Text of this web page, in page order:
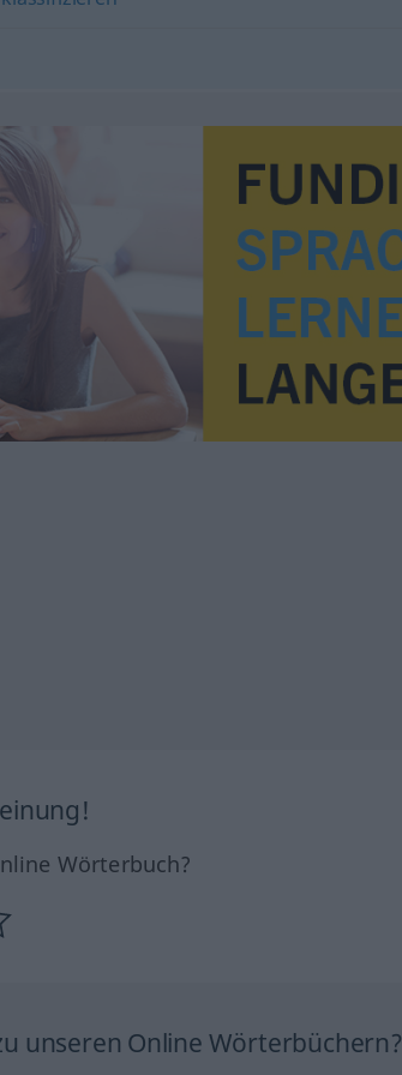
Wörterbuch?
unseren Online Wörterbüchern?